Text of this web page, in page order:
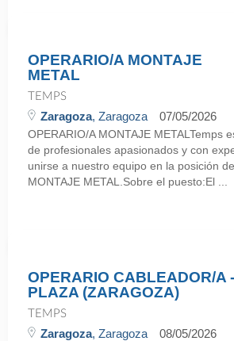
OPERARIO/A MONTAJE
METAL
TEMPS
Zaragoza, Zaragoza 07/05/2026
OPERARIO/A MONTAJE METALTemps
de profesionales apasionados y con
unirse a nuestro equipo en la posición
MONTAJE METAL.Sobre el puesto:El ...
OPERARIO CABLEADOR/A -
PLAZA (ZARAGOZA)
TEMPS
Zaragoza, Zaragoza 08/05/2026